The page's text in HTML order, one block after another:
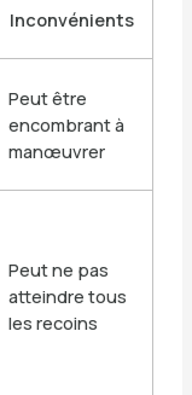
Inconvénients
Peut être
encombrant à
manœuvrer
Peut ne pas
atteindre tous
les recoins